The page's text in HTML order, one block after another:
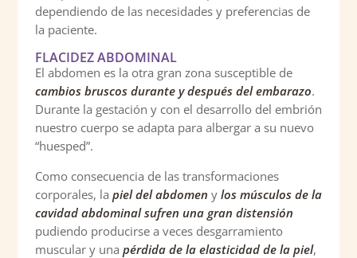
dependiendo de las necesidades y preferencias de
la paciente.
FLACIDEZ ABDOMINAL
El abdomen es la otra gran zona susceptible de
cambios bruscos durante y después del embarazo.
Durante la gestación y con el desarrollo del embrión
nuestro cuerpo se adapta para albergar a su nuevo
“huesped”.
Como consecuencia de las transformaciones
corporales, la piel del abdomen y los músculos de la
cavidad abdominal sufren una gran distensión
pudiendo producirse a veces desgarramiento
muscular y una pérdida de la elasticidad de la piel,